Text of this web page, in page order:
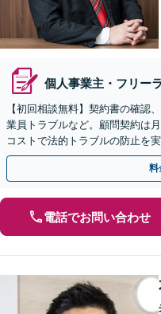
個人事業主・フリー
【初回相談無料】契約書の確認
業員トラブルなど。顧問契約は
コストで法的トラブルの防止を
方の家事事件のご相談も可能で
料
電話でお問い合わせ